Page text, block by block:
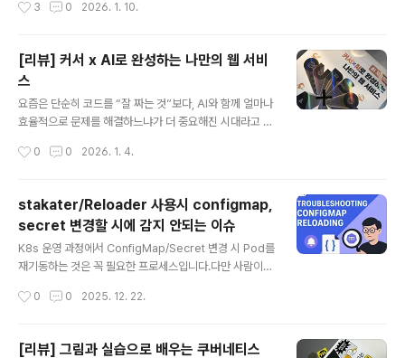
니다.) 보통 `kubectl describe`. `kubectl logs`, po
nager를 통해 알람을 확인하는 방식으로 문제의 원인을
파악합니다. 하지만 실제 운영 환경에서는 에러 원인은 여
러 리소스에 걸쳐 있고, 맥락을 종합해야 하는 경우가 많습
니다. AI를 활용해 Kubernetes 클러스터 운영을 조금 더
효율적으로 만들 수 없을까 고민하던 중, 문득 2024년 9
를 사용한다면 K8s..
3 0 2026. 1. 10.
[리뷰] 커서 ⅹ AI로 완성하는 나만의 웹 서비
스
요즘은 단순히 코드를 “잘 짜는 것”보다, AI와 함께 얼마나
효율적으로 문제를 해결하느냐가 더 중요해진 시대라고 느
죠. 저는 개인적으로 지금의 AI 흐름이 곧 5차 산업혁명의
니다. 최근에는 사내에서 n8n을 활용한 업무 자동화 사례
를 발표(링크)하기도 했고, AI를 활용한 Git commit me
ssage 자동 생성기(링크)를 직접 만들어보기도 했습니다.
DevOps 엔지니어로서 업무를 하다 보면, 하루 종일 코딩
코딩에 대해 늘 관심이 있었습니다. 커리어의 시작을 개발
0 0 2026. 1. 4.
stakater/Reloader 사용시 configmap,
secret 변경할 시에 감지 안되는 이슈
K8s 운영 과정에서 ConfigMap/Secret 변경 시 Pod를
재기동하는 것은 꼭 필요한 프로세스입니다.다만 사람이
checksum annotation(`checksum/config`) 방식으
0 0 2025. 12. 22.
[리뷰] 그림과 실습으로 배우는 쿠버네티스